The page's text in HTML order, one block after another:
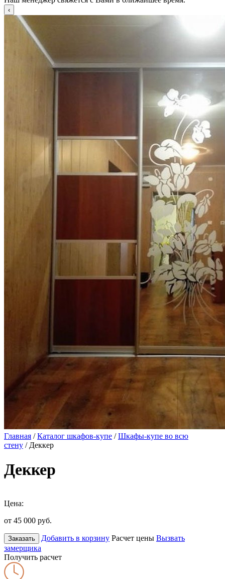
Главная /Каталог шкафов-купе /Шкафы-купе во всю
стену / Деккер
Деккер
Цена:
от 45 000 руб.
Заказать Добавить в корзину Расчет цены Вызвать
замерщика
Получить расчет